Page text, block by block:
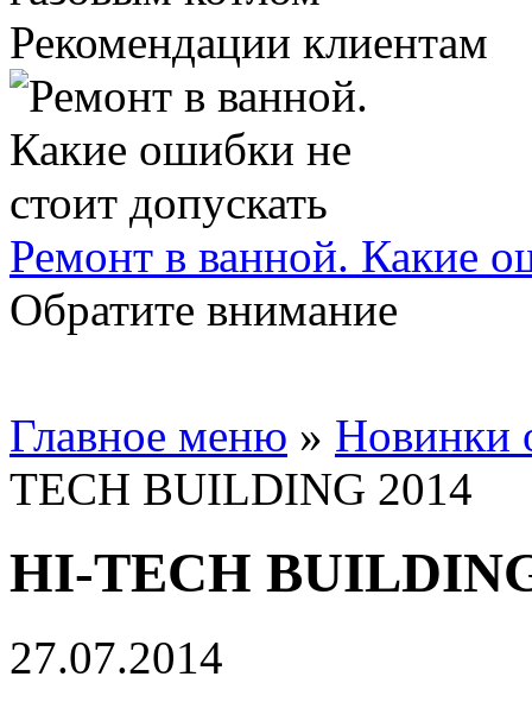
Рекомендации клиентам
Ремонт в ванной. Какие
Обратите внимание
Главное меню » Новинки
TECH BUILDING 2014
HI-TECH
27.07.2014